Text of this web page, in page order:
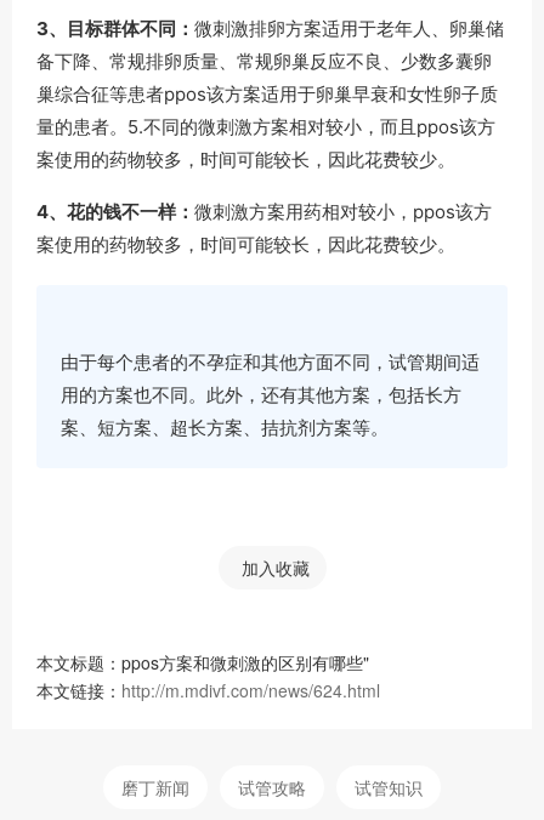
3、目标群体不同： 微刺激排卵方案适用于老年人、卵巢储
备下降、常规排卵质量、常规卵巢反应不良、少数多囊卵
巢综合征等患者ppos该方案适用于卵巢早衰和女性卵子质
量的患者。5.不同的微刺激方案相对较小，而且ppos该方
案使用的药物较多，时间可能较长，因此花费较少。
4、花的钱不一样： 微刺激方案用药相对较小，ppos该方
案使用的药物较多，时间可能较长，因此花费较少。
由于每个患者的不孕症和其他方面不同，试管期间适
用的方案也不同。此外，还有其他方案，包括长方
案、短方案、超长方案、拮抗剂方案等。
加入收藏
本文标题：ppos方案和微刺激的区别有哪些"
本文链接： http://m.mdivf.com/news/624.html
磨丁新闻 试管攻略 试管知识